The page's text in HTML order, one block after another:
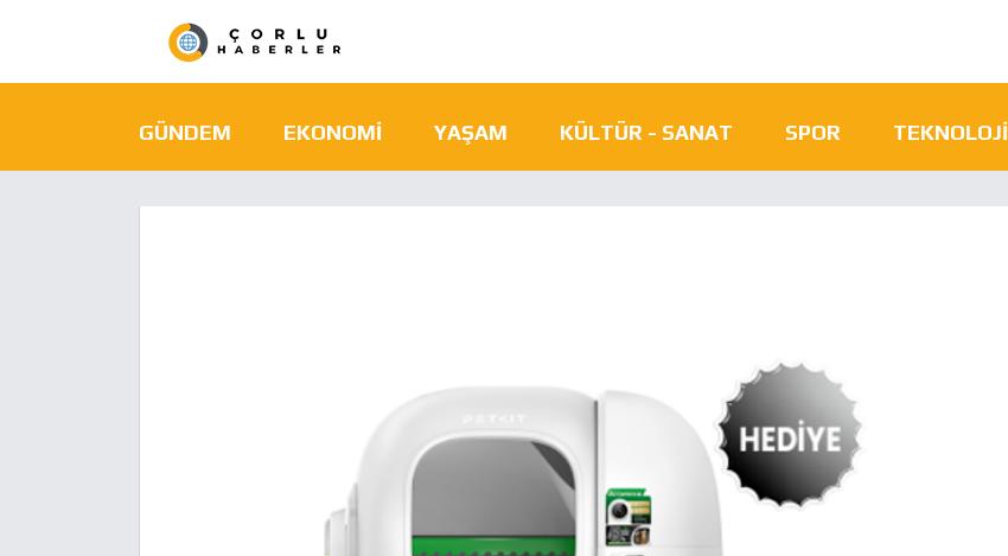
GÜNDEM EKONOMI YAŞAM KÜLTÜR - SANAT SPOR TEKNOLOJI